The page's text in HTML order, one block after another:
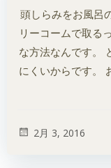
頭しらみをお風呂
リーコームで取る
な方法なんです
にくいからです。
2月 3, 2016